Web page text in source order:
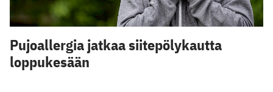
Pujoallergia jatkaa siitepölykautta
loppukesään